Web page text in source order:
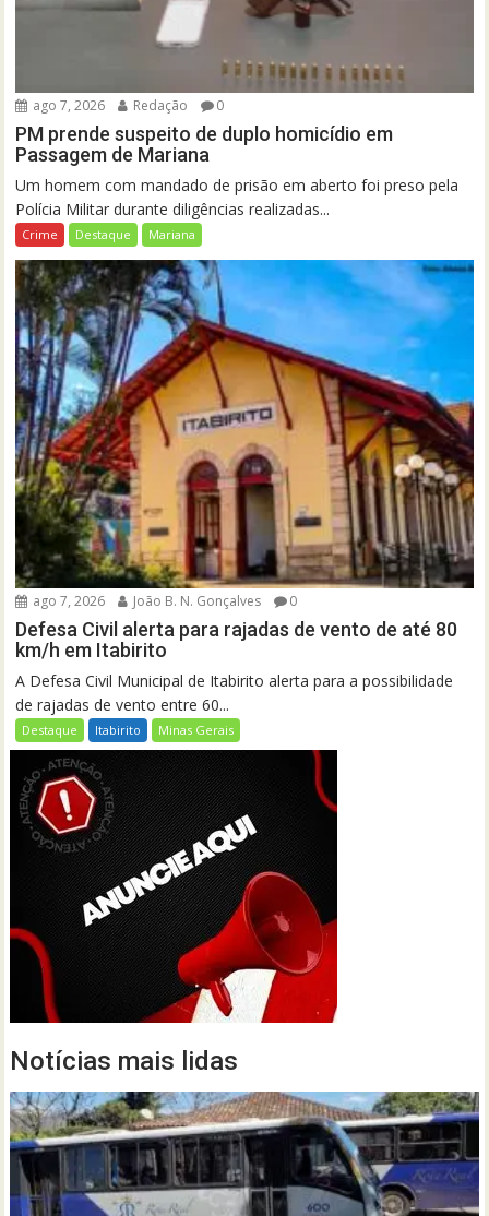
ago 7, 2026 Redação 0
PM prende suspeito de duplo homicídio em
Passagem de Mariana
Um homem com mandado de prisão em aberto foi preso pela
Polícia Militar durante diligências realizadas...
Crime Destaque Mariana
ago 7, 2026 João B. N. Gonçalves 0
Defesa Civil alerta para rajadas de vento de até 80
km/h em Itabirito
A Defesa Civil Municipal de Itabirito alerta para a possibilidade
de rajadas de vento entre 60...
Destaque Itabirito Minas Gerais
Notícias mais lidas